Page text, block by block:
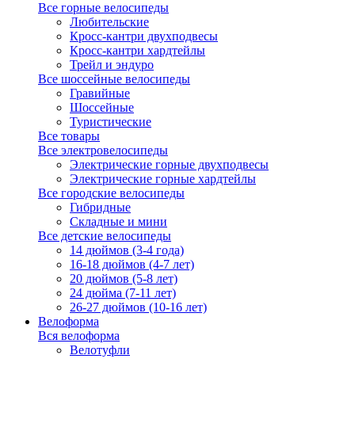
Все горные велосипеды
Любительские
Кросс-кантри двухподвесы
Кросс-кантри хардтейлы
Трейл и эндуро
Все шоссейные велосипеды
Гравийные
Шоссейные
Туристические
Все товары
Все электровелосипеды
Электрические горные двухподвесы
Электрические горные хардтейлы
Все городские велосипеды
Гибридные
Складные и мини
Все детские велосипеды
14 дюймов (3-4 года)
16-18 дюймов (4-7 лет)
20 дюймов (5-8 лет)
24 дюйма (7-11 лет)
26-27 дюймов (10-16 лет)
Велоформа
Вся велоформа
Велотуфли